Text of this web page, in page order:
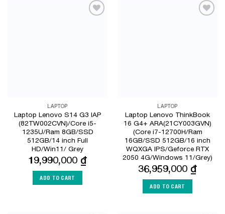
LAPTOP
Laptop Lenovo S14 G3 IAP
(82TW002CVN)/Core i5-
1235U/Ram 8GB/SSD
512GB/14 inch Full
HD/Win11/ Grey
19,990,000 ₫
ADD TO CART
LAPTOP
Laptop Lenovo ThinkBook
16 G4+ ARA(21CY003GVN)
(Core i7-12700H/Ram
16GB/SSD 512GB/16 inch
WQXGA IPS/Geforce RTX
2050 4G/Windows 11/Grey)
36,959,000 ₫
ADD TO CART